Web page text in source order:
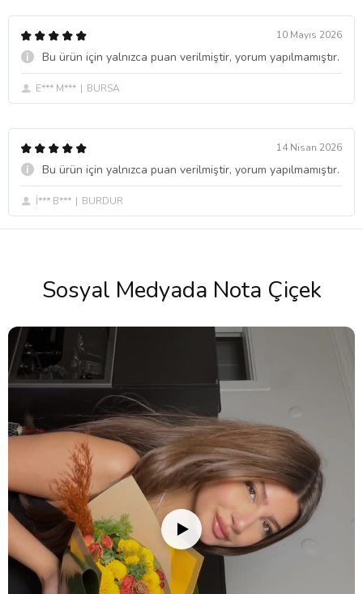
10 Mayıs 2026
Bu ürün için yalnızca puan verilmiştir, yorum yapılmamıştır.
E*** M*** BURSA
14 Nisan 2026
Bu ürün için yalnızca puan verilmiştir, yorum yapılmamıştır.
İ*** B*** BURDUR
Sosyal Medyada Nota Çiçek